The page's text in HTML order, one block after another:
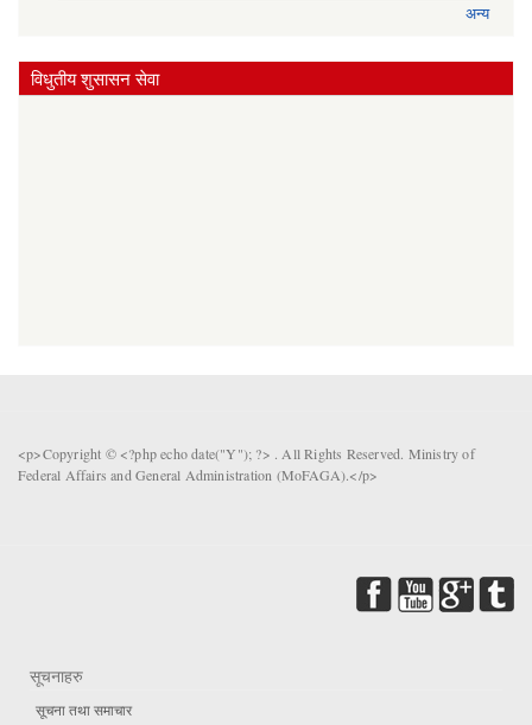
अन्य
विधुतीय शुसासन सेवा
<p>Copyright © <?php echo date("Y"); ?> . All Rights Reserved. Ministry of
Federal Affairs and General Administration (MoFAGA).</p>
सूचनाहरु
सूचना तथा समाचार